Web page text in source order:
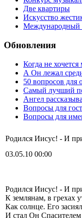
Две квартиры
Искусство
Международный
Обновления
Когда не хочется
А Он лежал
50 вопросов для
Самый лучший
Ангел
Вопросы для
Вопросы для
Родился Иисус! - И
03.05.10 00:00
Родился Иисус! - И
К землянам, в грехах
Как солнце. Его
И стал Он